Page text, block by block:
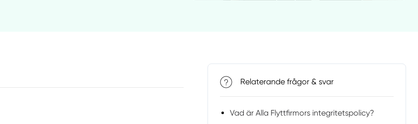
Relaterande frågor & svar
Vad är Alla Flyttfirmors integritetspolicy?